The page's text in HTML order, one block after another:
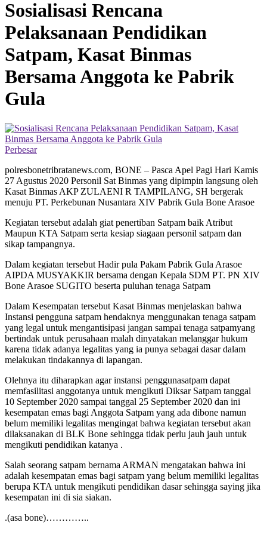
Sosialisasi Rencana
Pelaksanaan Pendidikan
Satpam, Kasat Binmas
Bersama Anggota ke Pabrik
Gula
Perbesar
polresbonetribratanews.com, BONE – Pasca Apel Pagi Hari Kamis
27 Agustus 2020 Personil Sat Binmas yang dipimpin langsung oleh
Kasat Binmas AKP ZULAENI R TAMPILANG, SH bergerak
menuju PT. Perkebunan Nusantara XIV Pabrik Gula Bone Arasoe
Kegiatan tersebut adalah giat penertiban Satpam baik Atribut
Maupun KTA Satpam serta kesiap siagaan personil satpam dan
sikap tampangnya.
Dalam kegiatan tersebut Hadir pula Pakam Pabrik Gula Arasoe
AIPDA MUSYAKKIR bersama dengan Kepala SDM PT. PN XIV
Bone Arasoe SUGITO beserta puluhan tenaga Satpam
Dalam Kesempatan tersebut Kasat Binmas menjelaskan bahwa
Instansi pengguna satpam hendaknya menggunakan tenaga satpam
yang legal untuk mengantisipasi jangan sampai tenaga satpamyang
bertindak untuk perusahaan malah dinyatakan melanggar hukum
karena tidak adanya legalitas yang ia punya sebagai dasar dalam
melakukan tindakannya di lapangan.
Olehnya itu diharapkan agar instansi penggunasatpam dapat
memfasilitasi anggotanya untuk mengikuti Diksar Satpam tanggal
10 September 2020 sampai tanggal 25 September 2020 dan ini
kesempatan emas bagi Anggota Satpam yang ada dibone namun
belum memiliki legalitas mengingat bahwa kegiatan tersebut akan
dilaksanakan di BLK Bone sehingga tidak perlu jauh jauh untuk
mengikuti pendidikan katanya .
Salah seorang satpam bernama ARMAN mengatakan bahwa ini
adalah kesempatan emas bagi satpam yang belum memiliki legalitas
berupa KTA untuk mengikuti pendidikan dasar sehingga saying jika
kesempatan ini di sia siakan.
.(asa bone)…………..